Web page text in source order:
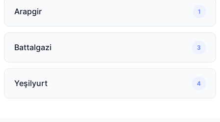
Arapgir 1
Battalgazi 3
Yeşilyurt 4